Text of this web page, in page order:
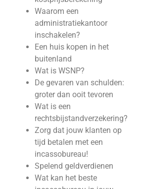
Waarom een
administratiekantoor
inschakelen?
Een huis kopen in het
buitenland
Wat is WSNP?
De gevaren van schulden:
groter dan ooit tevoren
Wat is een
rechtsbijstandverzekering?
Zorg dat jouw klanten op
tijd betalen met een
incassobureau!
Spelend geldverdienen
Wat kan het beste